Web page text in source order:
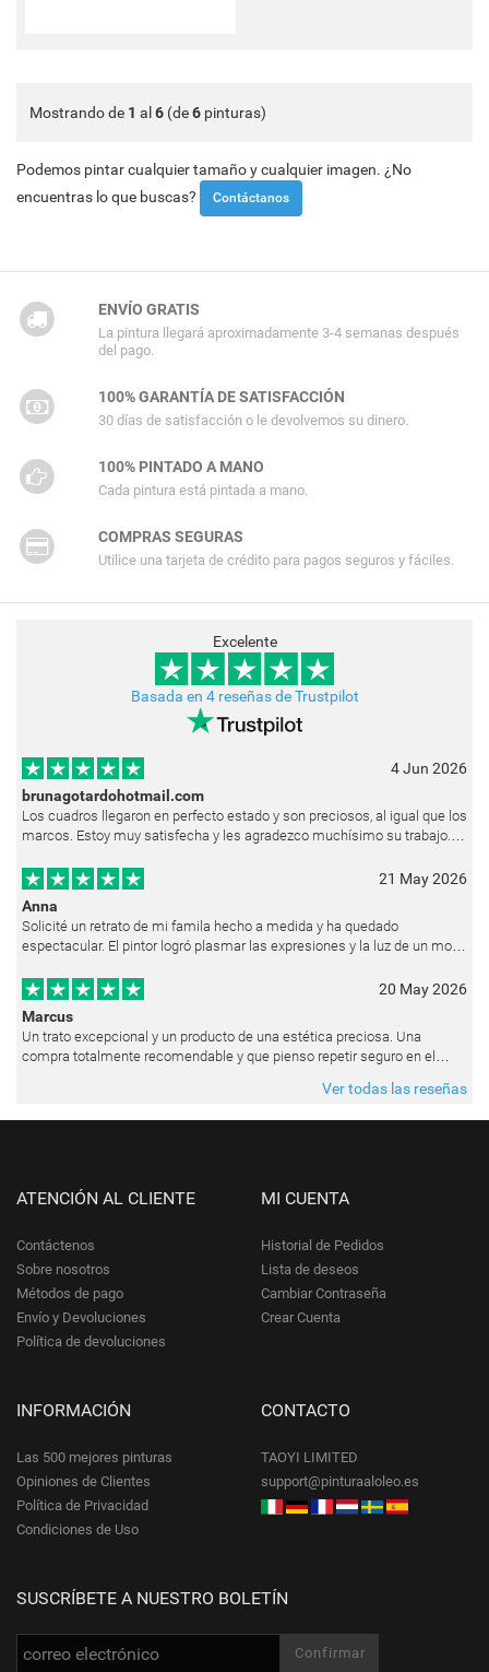
Mostrando de 1 al 6 (de6 pinturas)
Podemos pintar cualquier tamaño y cualquier imagen. ¿No
encuentras lo que buscas?
Contáctanos
ENVÍO GRATIS
La pintura llegará aproximadamente 3-4 semanas después
del pago.
100% GARANTÍA DE SATISFACCIÓN
30 días de satisfacción o le devolvemos su dinero.
100% PINTADO A MANO
Cada pintura está pintada a mano.
COMPRAS SEGURAS
Utilice una tarjeta de crédito para pagos seguros y fáciles.
Excelente
Basada en 4 reseñas de Trustpilot
4 Jun 2026
brunagotardohotmail.com
Los cuadros llegaron en perfecto estado y son preciosos, al igual que los
marcos. Estoy muy satisfecha y les agradezco muchísimo su trabajo.
21 May 2026
Anna
Solicité un retrato de mi famila hecho a medida y ha quedado
espectacular. El pintor logró plasmar las expresiones y la luz de un modo
20 May 2026
Marcus
Un trato excepcional y un producto de una estética preciosa. Una
compra totalmente recomendable y que pienso repetir seguro en el
Ver todas las reseñas
ATENCIÓN AL CLIENTE
Contáctenos
Sobre nosotros
Métodos de pago
Envío y Devoluciones
Política de devoluciones
MI CUENTA
Historial de Pedidos
Lista de deseos
Cambiar Contraseña
Crear Cuenta
INFORMACIÓN
Las 500 mejores pinturas
Opiniones de Clientes
Política de Privacidad
Condiciones de Uso
CONTACTO
TAOYI LIMITED
support@pinturaaloleo.es
SUSCRÍBETE A NUESTRO BOLETÍN